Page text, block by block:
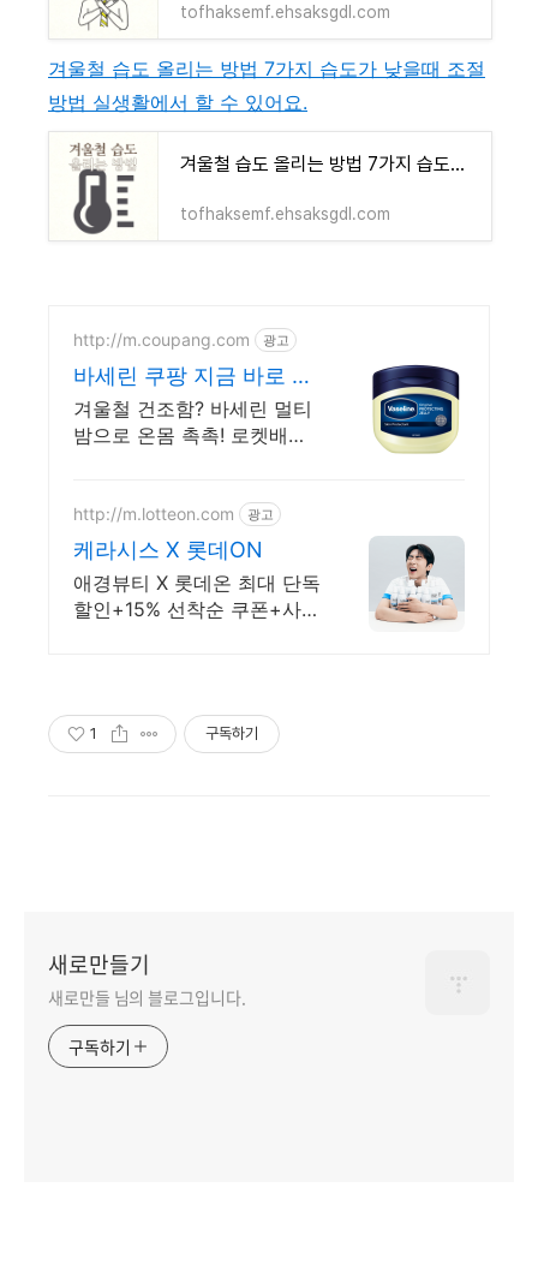
tofhaksemf.ehsaksgdl.com
겨울철 습도 올리는 방법 7가지 습도가 낮을때 조절
방법 실생활에서 할 수 있어요.
겨울철 습도 올리는 방법 7가지 습도가 낮을때 조절방법 실생활에서 할 수 있어요.
tofhaksemf.ehsaksgdl.com
http://m.coupang.com 광고
바세린 쿠팡 지금 바로 경
험하세요
겨울철 건조함? 바세린 멀티
밤으로 온몸 촉촉! 로켓배송
로 피부 보호막을 형성하세
요.
http://m.lotteon.com 광고
케라시스 X 롯데ON
애경뷰티 X 롯데온 최대 단독
할인+15% 선착순 쿠폰+사은
1 구독하기
새로만들기
새로만들 님의 블로그입니다.
구독하기